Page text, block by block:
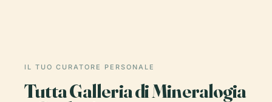
IL TUO CURATORE PERSONALE
Tutta Galleria di Mineralogia